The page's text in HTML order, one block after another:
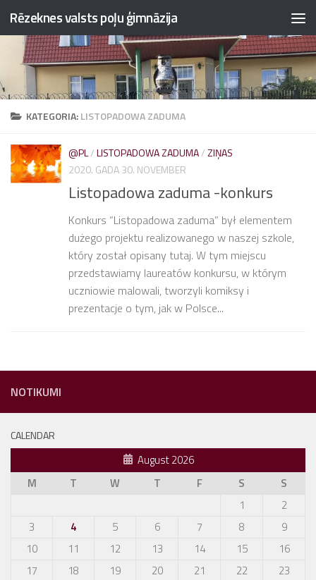
Przejdź do treści
Rēzeknes valsts poļu ģimnāzija
KATEGORIA:LISTOPADOWA ZADUMA
@PL/LISTOPADOWA ZADUMA/ZIŅAS
2020. GADA 30. NOVEMBER
Listopadowa zaduma -konkurs
Konkurs “Listopadowa zaduma” był elementem
dużego projektu realizowanego w naszej szkole,
który został opisany tutaj. W tym miejscu
przedstawiamy laureatów konkursu, w którym
uczniowie malowali, tworzyli komiksy i
prezentacje o tym, jak w Polsce...
NOTIKUMI
CALENDAR
August 2026
M
T W T F S
S
1
2
3
4 5 6 7 8
9
10
11 12 13 14 15
16
17
18 19 20 21 22
23